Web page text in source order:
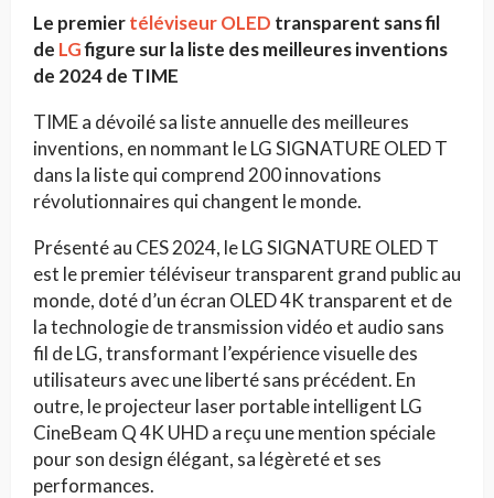
Le premiertéléviseur OLED transparent sans fil
de LGfigure sur la liste des meilleures inventions
de 2024 de TIME
TIME a dévoilé sa liste annuelle des meilleures
inventions, en nommant le LG SIGNATURE OLED T
dans la liste qui comprend 200 innovations
révolutionnaires qui changent le monde.
Présenté au CES 2024, le LG SIGNATURE OLED T
est le premier téléviseur transparent grand public au
monde, doté d’un écran OLED 4K transparent et de
la technologie de transmission vidéo et audio sans
fil de LG, transformant l’expérience visuelle des
utilisateurs avec une liberté sans précédent. En
outre, le projecteur laser portable intelligent LG
CineBeam Q 4K UHD a reçu une mention spéciale
pour son design élégant, sa légèreté et ses
performances.